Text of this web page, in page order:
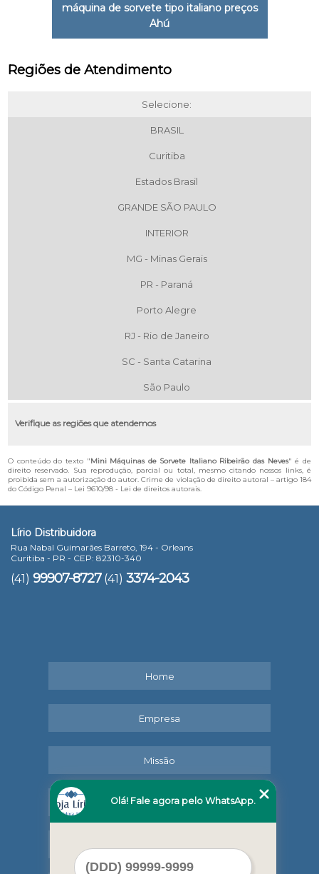
máquina de sorvete tipo italiano preços
Ahú
Regiões de Atendimento
Selecione:
BRASIL
Curitiba
Estados Brasil
GRANDE SÃO PAULO
INTERIOR
MG - Minas Gerais
PR - Paraná
Porto Alegre
RJ - Rio de Janeiro
SC - Santa Catarina
São Paulo
Verifique as regiões que atendemos
O conteúdo do texto "Mini Máquinas de Sorvete Italiano Ribeirão das Neves" é de
direito reservado. Sua reprodução, parcial ou total, mesmo citando nossos links, é
proibida sem a autorização do autor. Crime de violação de direito autoral – artigo 184
do Código Penal – Lei 9610/98 - Lei de direitos autorais.
Lírio Distribuidora
Rua Nabal Guimarães Barreto, 194 - Orleans
Curitiba - PR - CEP: 82310-340
(41) 99907-8727 (41) 3374-2043
Home
Empresa
Missão
Serviços
Olá! Fale agora pelo WhatsApp.